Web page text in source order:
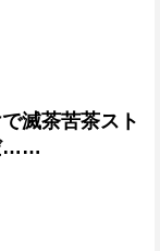
滅茶苦茶スト
……